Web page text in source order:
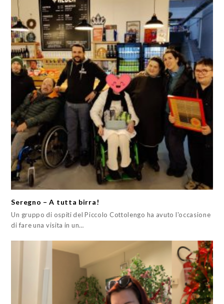
Seregno – A tutta birra!
Un gruppo di ospiti del Piccolo Cottolengo ha avuto l'occasione
di fare una visita in un…